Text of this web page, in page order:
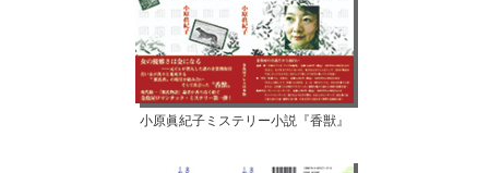
小原眞紀子ミステリー小説『香獣』